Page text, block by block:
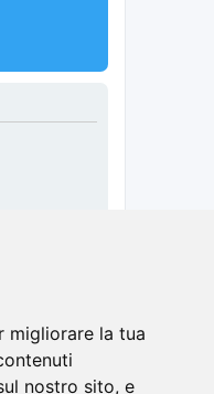
migliorare la tua
nostro sito, e